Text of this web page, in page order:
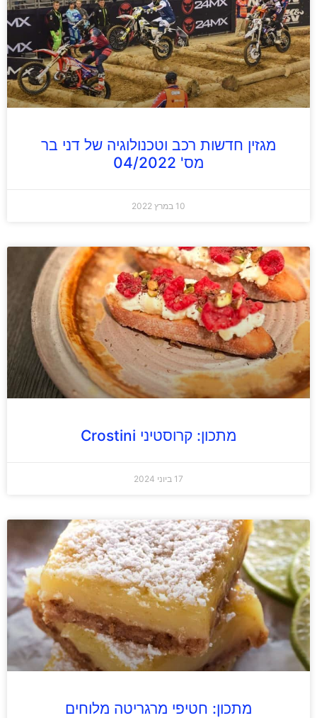
מגזין חדשות רכב וטכנולוגיה של דני בר
מס' 04/2022
10 במרץ 2022
מתכון: קרוסטיני Crostini
17 ביוני 2024
מתכון: חטיפי מרגריטה מלוחים